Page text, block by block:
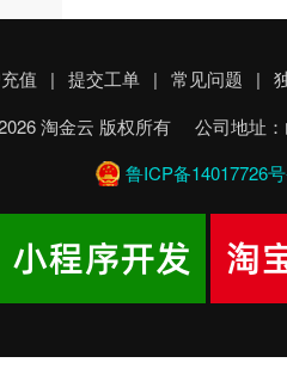
值 | 提交工单 | 常见问题 |
淘金云 版权所有 公司地址
鲁ICP备14017726